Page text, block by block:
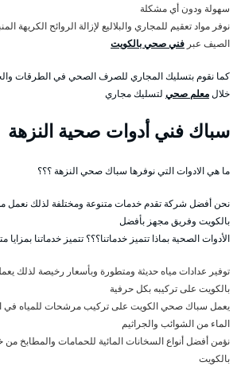
سهولة ودون أي مشكلة
نوفر مواد تعقيم للمجاري والبلاليع لإزالة الروائح الكريهة
الصيف عبر فني صحي بالكويت
كما نقوم بتسليك المجاري للصرف الصحي في الطرقات
خلالمعلم صحي لتسليك مجاري
سباك فني أدوات صحية النزهة
ما هي الادوات التي نوفرها سباك صحي النزهة ؟؟؟
نحن أفضل شركة تقدم خدمات متنوعة ومختلفة لذلك نعمل
بالكويت وفريق مجهز بأفضل
الأدوات الصحية بماذا تتميز خدماتنا؟؟؟ تتميز خدماتنا بمزايا
توفير عدادات مياه حديثة ومتطورة وبأسعار رخيصة لذلك
بالكويت على تركيبه بكل حرفية
يعمل سباك صحي الكويت على تركيب مرشحات للمياه في
الماء من الشوائب والجراثيم
نؤمن أفضل أنواع السخانات المائية للحمامات والمطابخ
بالكويت